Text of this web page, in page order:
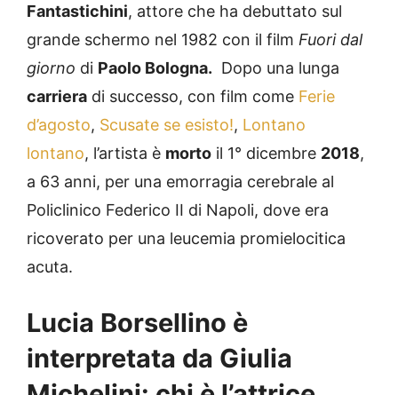
Fantastichini, attore che ha debuttato sul
grande schermo nel 1982 con il film Fuori dal
giorno di Paolo Bologna. Dopo una lunga
carriera di successo, con film come Ferie
d’agosto, Scusate se esisto!, Lontano
lontano, l’artista è morto il 1° dicembre 2018,
a 63 anni, per una emorragia cerebrale al
Policlinico Federico II di Napoli, dove era
ricoverato per una leucemia promielocitica
acuta.
Lucia Borsellino è
interpretata da Giulia